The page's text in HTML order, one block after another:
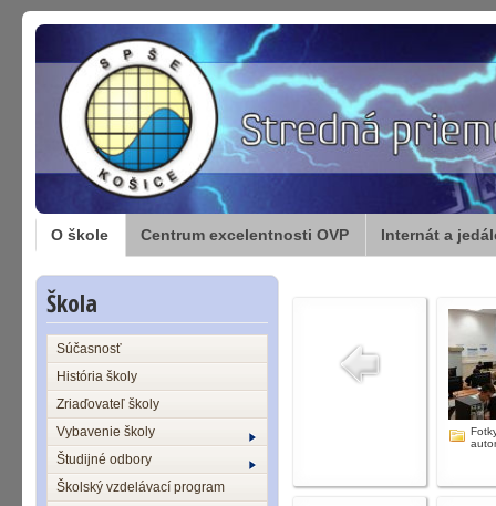
O škole Centrum excelentnosti OVP Internát a
Škola
Súčasnosť
História školy
Zriaďovateľ školy
Vybavenie školy
Študijné odbory
Školský vzdelávací program